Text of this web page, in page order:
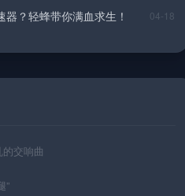
？轻蜂带你满血求生！ 04-18
交响曲
”